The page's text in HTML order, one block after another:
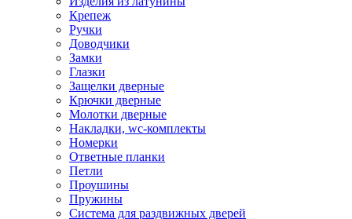
Крепеж
Ручки
Доводчики
Замки
Глазки
Защелки дверные
Крючки дверные
Молотки дверные
Накладки, wc-комплекты
Номерки
Ответные планки
Петли
Проушины
Пружины
Система для раздвижных дверей